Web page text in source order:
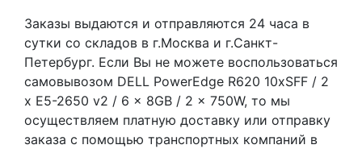
Заказы выдаются и отправляются 24 часа в
сутки со складов в г.Москва и г.Санкт-
Петербург. Если Вы не можете воспользоваться
самовывозом DELL PowerEdge R620 10xSFF / 2
x E5-2650 v2 / 6 x 8GB / 2 x 750W, то мы
осуществляем платную доставку или отправку
заказа с помощью транспортных компаний в